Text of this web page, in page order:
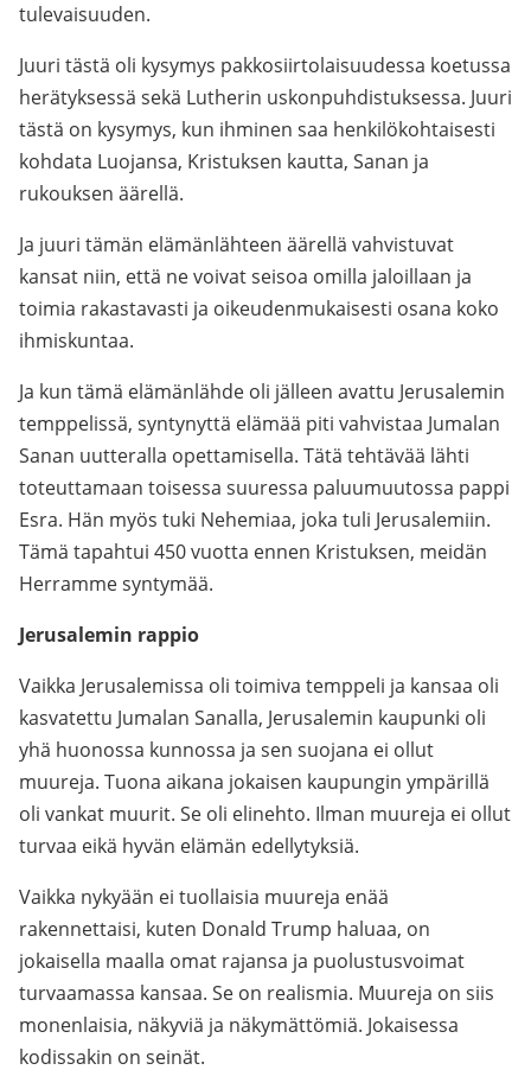
tulevaisuuden.
Juuri tästä oli kysymys pakkosiirtolaisuudessa koetussa
herätyksessä sekä Lutherin uskonpuhdistuksessa. Juuri
tästä on kysymys, kun ihminen saa henkilökohtaisesti
kohdata Luojansa, Kristuksen kautta, Sanan ja
rukouksen äärellä.
Ja juuri tämän elämänlähteen äärellä vahvistuvat
kansat niin, että ne voivat seisoa omilla jaloillaan ja
toimia rakastavasti ja oikeudenmukaisesti osana koko
ihmiskuntaa.
Ja kun tämä elämänlähde oli jälleen avattu Jerusalemin
temppelissä, syntynyttä elämää piti vahvistaa Jumalan
Sanan uutteralla opettamisella. Tätä tehtävää lähti
toteuttamaan toisessa suuressa paluumuutossa pappi
Esra. Hän myös tuki Nehemiaa, joka tuli Jerusalemiin.
Tämä tapahtui 450 vuotta ennen Kristuksen, meidän
Herramme syntymää.
Jerusalemin rappio
Vaikka Jerusalemissa oli toimiva temppeli ja kansaa oli
kasvatettu Jumalan Sanalla, Jerusalemin kaupunki oli
yhä huonossa kunnossa ja sen suojana ei ollut
muureja. Tuona aikana jokaisen kaupungin ympärillä
oli vankat muurit. Se oli elinehto. Ilman muureja ei ollut
turvaa eikä hyvän elämän edellytyksiä.
Vaikka nykyään ei tuollaisia muureja enää
rakennettaisi, kuten Donald Trump haluaa, on
jokaisella maalla omat rajansa ja puolustusvoimat
turvaamassa kansaa. Se on realismia. Muureja on siis
monenlaisia, näkyviä ja näkymättömiä. Jokaisessa
kodissakin on seinät.